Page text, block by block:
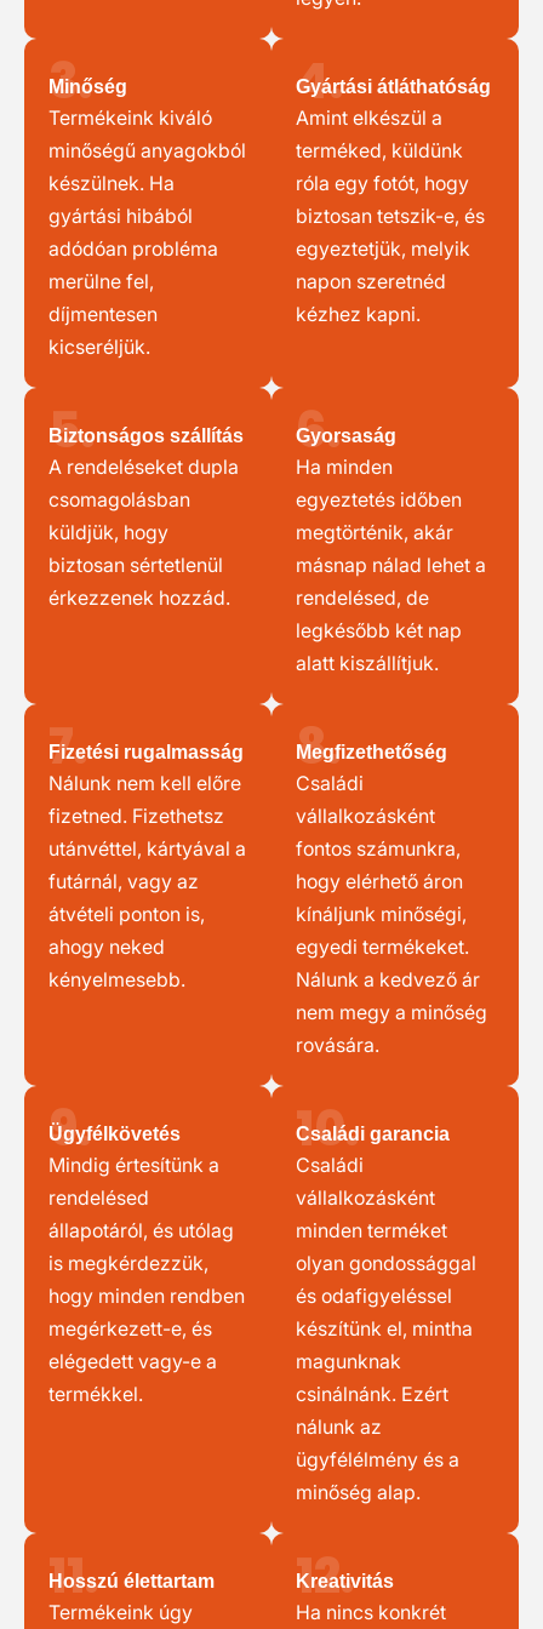
3.
Minőség
Termékeink kiváló
minőségű anyagokból
készülnek. Ha
gyártási hibából
adódóan probléma
merülne fel,
díjmentesen
kicseréljük.
4.
Gyártási átláthatóság
Amint elkészül a
terméked, küldünk
róla egy fotót, hogy
biztosan tetszik-e, és
egyeztetjük, melyik
napon szeretnéd
kézhez kapni.
5.
Biztonságos szállítás
A rendeléseket dupla
csomagolásban
küldjük, hogy
biztosan sértetlenül
érkezzenek hozzád.
6.
Gyorsaság
Ha minden
egyeztetés időben
megtörténik, akár
másnap nálad lehet a
rendelésed, de
legkésőbb két nap
alatt kiszállítjuk.
7.
Fizetési rugalmasság
Nálunk nem kell előre
fizetned. Fizethetsz
utánvéttel, kártyával a
futárnál, vagy az
átvételi ponton is,
ahogy neked
kényelmesebb.
8.
Megfizethetőség
Családi
vállalkozásként
fontos számunkra,
hogy elérhető áron
kínáljunk minőségi,
egyedi termékeket.
Nálunk a kedvező ár
nem megy a minőség
rovására.
9.
Ügyfélkövetés
Mindig értesítünk a
rendelésed
állapotáról, és utólag
is megkérdezzük,
hogy minden rendben
megérkezett-e, és
elégedett vagy-e a
termékkel.
10.
Családi garancia
Családi
vállalkozásként
minden terméket
olyan gondossággal
és odafigyeléssel
készítünk el, mintha
magunknak
csinálnánk. Ezért
nálunk az
ügyfélélmény és a
minőség alap.
11.
Hosszú élettartam
Termékeink úgy
12.
Kreativitás
Ha nincs konkrét